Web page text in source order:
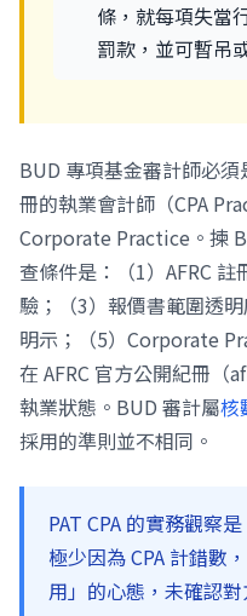
條，就每項失當
罰款，並可暫吊
BUD 專項基金審計師必須
冊的執業會計師（CPA
Corporate Practice。揀
查條件是：（1）AFRC
驗；（3）報價書範圍透
明示；（5）Corporate
在 AFRC 官方公開紀冊（
執業狀態。BUD 審計屬核
採用的準則並不相同。
PAT CPA 的實務觀察
極少因為 CPA 計錯數
用」的心態，未確認